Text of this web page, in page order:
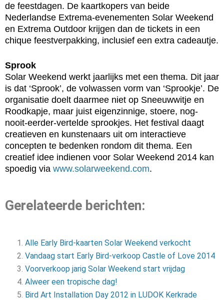
de feestdagen. De kaartkopers van beide
Nederlandse Extrema-evenementen Solar Weekend
en Extrema Outdoor krijgen dan de tickets in een
chique feestverpakking, inclusief een extra cadeautje.
Sprook
Solar Weekend werkt jaarlijks met een thema. Dit jaar
is dat ‘Sprook’, de volwassen vorm van ‘Sprookje’. De
organisatie doelt daarmee niet op Sneeuwwitje en
Roodkapje, maar juist eigenzinnige, stoere, nog-
nooit-eerder-vertelde sprookjes. Het festival daagt
creatieven en kunstenaars uit om interactieve
concepten te bedenken rondom dit thema. Een
creatief idee indienen voor Solar Weekend 2014 kan
spoedig via www.solarweekend.com.
Gerelateerde berichten:
Alle Early Bird-kaarten Solar Weekend verkocht
Vandaag start Early Bird-verkoop Castle of Love 2014
Voorverkoop jarig Solar Weekend start vrijdag
Alweer een tropische dag!
Bird Art Installation Day 2012 in LUDOK Kerkrade